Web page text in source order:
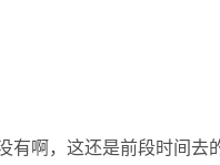
有啊，这还是前段时间